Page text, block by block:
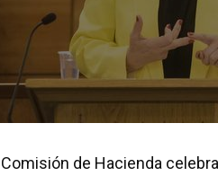
de Hacienda